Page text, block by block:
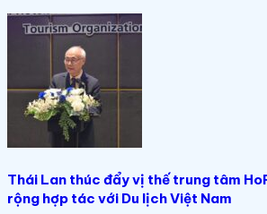
Thái Lan thúc đẩy vị thế trung tâm
rộng hợp tác với Du lịch Việt Nam